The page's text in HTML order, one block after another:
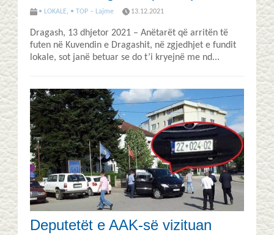
• LOKALE, • TOP – Lajme 13.12.2021
Dragash, 13 dhjetor 2021 – Anëtarët që arritën të
futen në Kuvendin e Dragashit, në zgjedhjet e fundit
lokale, sot janë betuar se do t’i kryejnë me nd...
Deputetët e AAK-së vizituan